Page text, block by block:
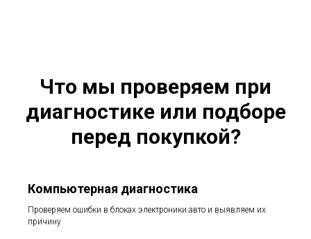
Что мы проверяем при
диагностике или подборе
перед покупкой?
Компьютерная диагностика
Проверяем ошибки в блоках электроники авто и выявляем их
причину